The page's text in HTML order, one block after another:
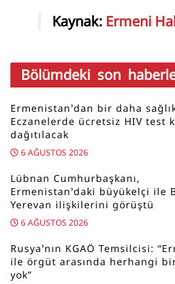
Kaynak: Ermeni
Bölümdeki son
Ermenistan’dan bir daha sağlık
Eczanelerde ücretsiz HIV test
dağıtılacak
6 AĞUSTOS 2026
Lübnan Cumhurbaşkanı,
Ermenistan’daki büyükelçi ile
Yerevan ilişkilerini görüştü
6 AĞUSTOS 2026
Rusya’nın KGAÖ Temsilcisi:
ile örgüt arasında herhangi
yok”